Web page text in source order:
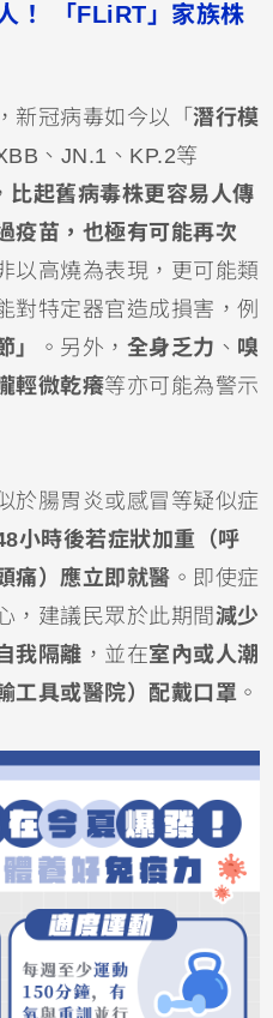
！ 「FLiRT」家族株
新冠病毒如今以「潛行模
、JN.1、KP.2等
比起舊病毒株更容易人傳
疫苗，也極有可能再次
以高燒為表現，更可能類
對特定器官造成損害，例
」 。另外， 全身乏力 、 嗅
輕微乾癢等亦可能為警示
於腸胃炎或感冒等疑似症
小時後若症狀加重（呼
痛）應立即就醫 。即使症
，建議民眾於此期間減少
我隔離 ，並在室內或人潮
工具或醫院）配戴口罩 。